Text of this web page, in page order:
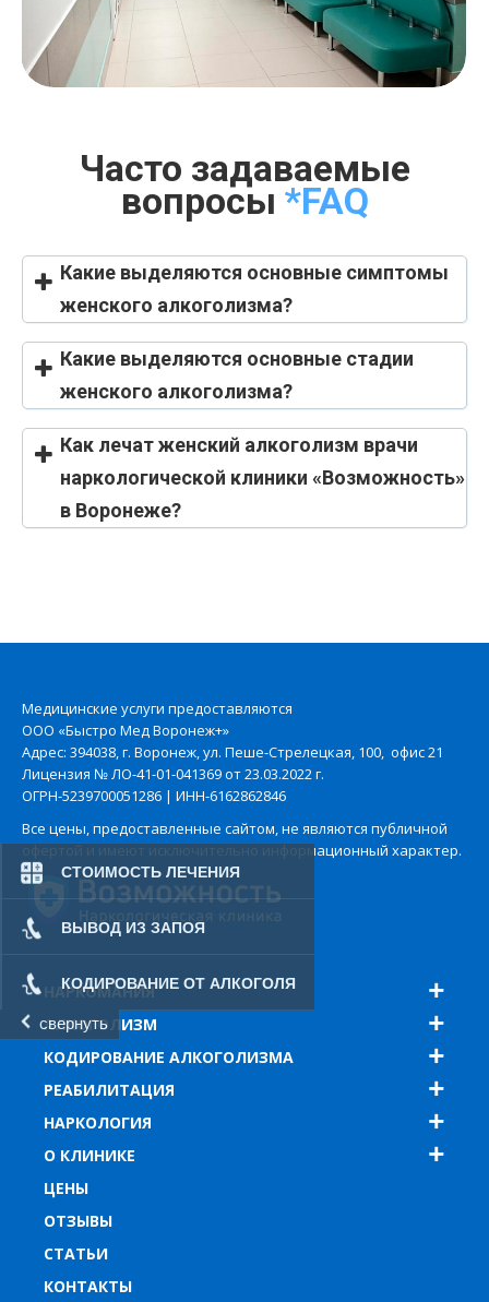
СТОИМОСТЬ ЛЕЧЕНИЯ
ВЫВОД ИЗ ЗАПОЯ
КОДИРОВАНИЕ ОТ АЛКОГОЛЯ
свернуть
Часто задаваемые
вопросы *FAQ
Какие выделяются основные симптомы
женского алкоголизма?
Какие выделяются основные стадии
женского алкоголизма?
Первая начальная стадия
Как лечат женский алкоголизм врачи
наркологической клиники «Возможность»
в Воронеже?
Медицинские услуги предоставляются
ООО «Быстро Мед Воронеж+»
Адрес: 394038, г. Воронеж, ул. Пеше-Стрелецкая, 100, офис 21
Лицензия № ЛО-41-01-041369 от 23.03.2022 г.
ОГРН-5239700051286 | ИНН-6162862846
Все цены, предоставленные сайтом, не являются публичной
офертой и имеют исключительно информационный характер.
НАРКОМАНИЯ
АЛКОГОЛИЗМ
КОДИРОВАНИЕ АЛКОГОЛИЗМА
РЕАБИЛИТАЦИЯ
НАРКОЛОГИЯ
О КЛИНИКЕ
ЦЕНЫ
ОТЗЫВЫ
СТАТЬИ
КОНТАКТЫ